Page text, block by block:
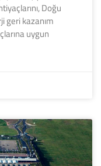
Doğu
geri kazanım
uygun